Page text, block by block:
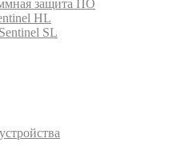
защита ПО
HL
SL